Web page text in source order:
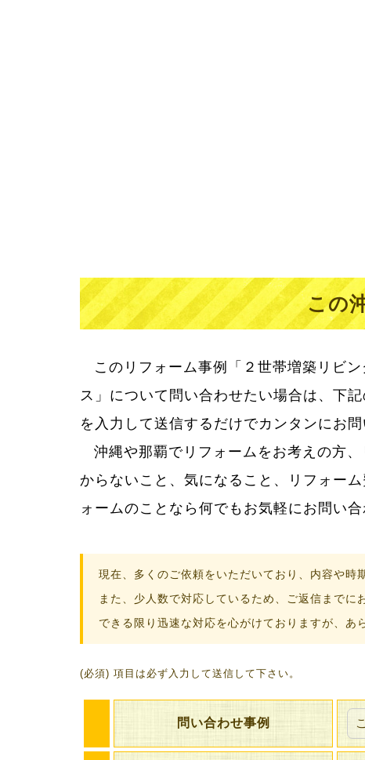
この
このリフォーム事例「２世帯増築リビ
ス」について問い合わせたい場合は、下
を入力して送信するだけでカンタンにお問
沖縄や那覇でリフォームをお考えの方
からないこと、気になること、リフォー
ォームのことなら何でもお気軽にお問い
リフォームって大きなお買い物。だから
からない疑問に丁寧に答え、満足してい
現在、多くのご依頼をいただいており、内容や時
また、少人数で対応しているため、ご返信までに
できる限り迅速な対応を心がけておりますが、あ
(必須) 項目は必ず入力して送信して下さい。
問い合わせ事例